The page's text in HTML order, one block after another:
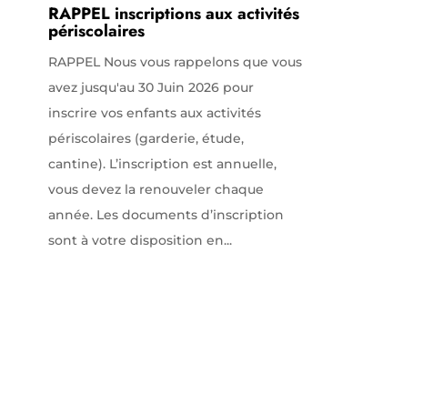
RAPPEL inscriptions aux activités
périscolaires
RAPPEL Nous vous rappelons que vous
avez jusqu'au 30 Juin 2026 pour
inscrire vos enfants aux activités
périscolaires (garderie, étude,
cantine). L’inscription est annuelle,
vous devez la renouveler chaque
année. Les documents d’inscription
sont à votre disposition en...